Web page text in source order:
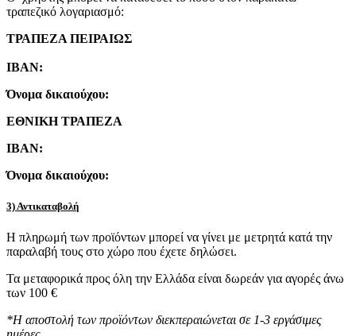
τραπεζικό λογαριασμό:
ΤΡΑΠΕΖΑ ΠΕΙΡΑΙΩΣ
IBAN:
Όνομα δικαιούχου:
ΕΘΝΙΚΗ ΤΡΑΠΕΖΑ
IBAN:
Όνομα δικαιούχου:
3) Αντικαταβολή
Η πληρωμή των προϊόντων μπορεί να γίνει με μετρητά κατά την
παραλαβή τους στο χώρο που έχετε δηλώσει.
Τα μεταφορικά προς όλη την Ελλάδα είναι δωρεάν για αγορές άνω
των 100 €
*Η αποστολή των προϊόντων διεκπεραιώνεται σε 1-3 εργάσιμες